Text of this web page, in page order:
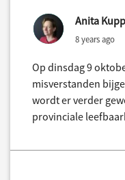
Anita
8 years ago
Op dinsdag 9
misverstanden
wordt er verder
provinciale